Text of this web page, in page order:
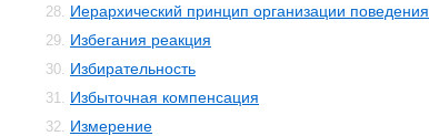
28. Иерархический принцип организации поведения
29. Избегания реакция
30. Избирательность
31. Избыточная компенсация
32. Измерение